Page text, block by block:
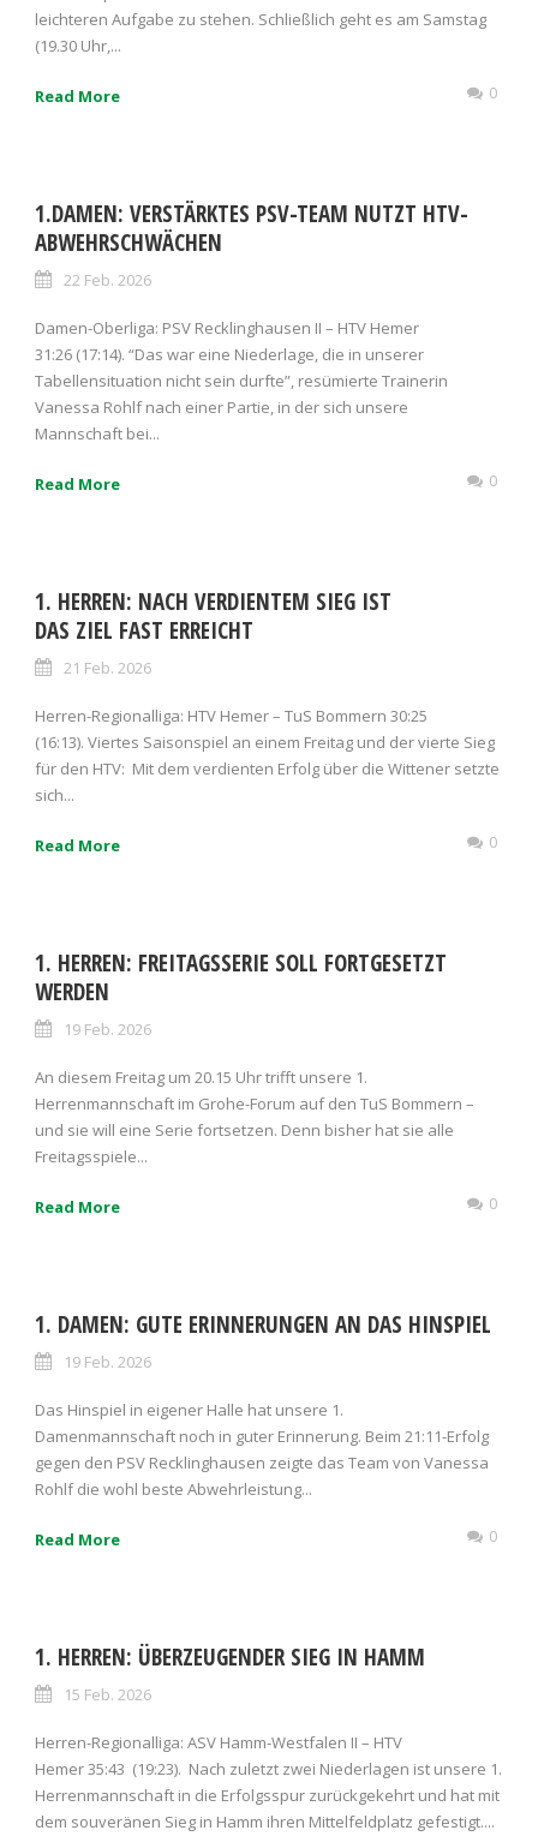
leichteren Aufgabe zu stehen. Schließlich geht es am Samstag
(19.30 Uhr,...
Read More 0
1.DAMEN: VERSTÄRKTES PSV-TEAM NUTZT HTV-
ABWEHRSCHWÄCHEN
22 Feb. 2026
Damen-Oberliga: PSV Recklinghausen II – HTV Hemer
31:26 (17:14). “Das war eine Niederlage, die in unserer
Tabellensituation nicht sein durfte”, resümierte Trainerin
Vanessa Rohlf nach einer Partie, in der sich unsere
Mannschaft bei...
Read More 0
1. HERREN: NACH VERDIENTEM SIEG IST
DAS ZIEL FAST ERREICHT
21 Feb. 2026
Herren-Regionalliga: HTV Hemer – TuS Bommern 30:25
(16:13). Viertes Saisonspiel an einem Freitag und der vierte Sieg
für den HTV: Mit dem verdienten Erfolg über die Wittener setzte
sich...
Read More 0
1. HERREN: FREITAGSSERIE SOLL FORTGESETZT
WERDEN
19 Feb. 2026
An diesem Freitag um 20.15 Uhr trifft unsere 1.
Herrenmannschaft im Grohe-Forum auf den TuS Bommern –
und sie will eine Serie fortsetzen. Denn bisher hat sie alle
Freitagsspiele...
Read More 0
1. DAMEN: GUTE ERINNERUNGEN AN DAS HINSPIEL
19 Feb. 2026
Das Hinspiel in eigener Halle hat unsere 1.
Damenmannschaft noch in guter Erinnerung. Beim 21:11-Erfolg
gegen den PSV Recklinghausen zeigte das Team von Vanessa
Rohlf die wohl beste Abwehrleistung...
Read More 0
1. HERREN: ÜBERZEUGENDER SIEG IN HAMM
15 Feb. 2026
Herren-Regionalliga: ASV Hamm-Westfalen II – HTV
Hemer 35:43 (19:23). Nach zuletzt zwei Niederlagen ist unsere 1.
Herrenmannschaft in die Erfolgsspur zurückgekehrt und hat mit
dem souveränen Sieg in Hamm ihren Mittelfeldplatz gefestigt....